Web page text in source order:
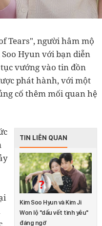
Tears", người hâm mộ
Hyun với bạn diễn
vướng vào tin đồn
phát hành, với một
cố thêm mối quan hệ
TIN LIÊN QUAN
Kim Soo Hyun và Kim Ji
Won lộ "dấu vết tình yêu"
đáng ngờ